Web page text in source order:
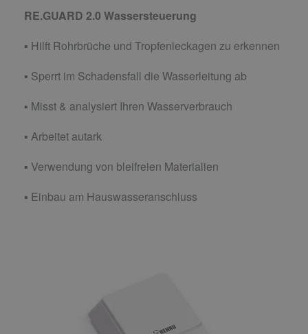
RE.GUARD 2.0 Wassersteuerung
▪ Hilft Rohrbrüche und Tropfenleckagen zu erkennen
▪ Sperrt im Schadensfall die Wasserleitung ab
▪ Misst & analysiert Ihren Wasserverbrauch
▪ Arbeitet autark
▪ Verwendung von bleifreien Materialien
▪ Einbau am Hauswasseranschluss